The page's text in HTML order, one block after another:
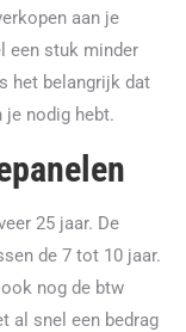
aan je
een stuk minder
het belangrijk dat
je nodig hebt.
25 jaar. De
de 7 tot 10 jaar.
nog de btw
al snel een bedrag